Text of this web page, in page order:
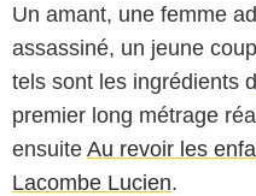
Un amant, une femme
assassiné, un jeune
tels sont les ingrédients
premier long métrage
ensuite Au revoir les
Lacombe Lucien.